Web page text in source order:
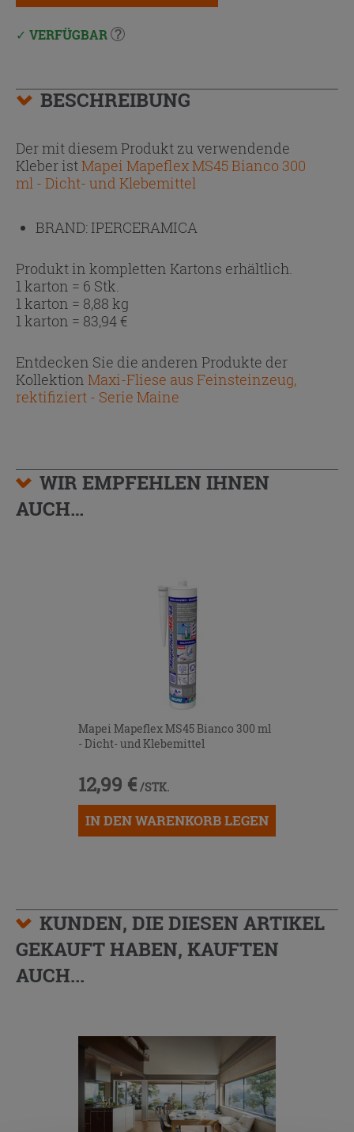
VERFÜGBAR
BESCHREIBUNG
Der mit diesem Produkt zu verwendende
Kleber istMapei Mapeflex MS45 Bianco 300
ml - Dicht- und Klebemittel
BRAND: IPERCERAMICA
Produkt in kompletten Kartons erhältlich.
1 karton = 6 Stk.
1 karton = 8,88 kg
1 karton = 83,94€
Entdecken Sie die anderen Produkte der
Kollektion Maxi-Fliese aus Feinsteinzeug,
rektifiziert - Serie Maine
WIR EMPFEHLEN IHNEN
AUCH…
Mapei Mapeflex MS45 Bianco 300 ml
- Dicht- und Klebemittel
12,99 € /STK.
IN DEN WARENKORB LEGEN
KUNDEN, DIE DIESEN ARTIKEL
GEKAUFT HABEN, KAUFTEN
AUCH...